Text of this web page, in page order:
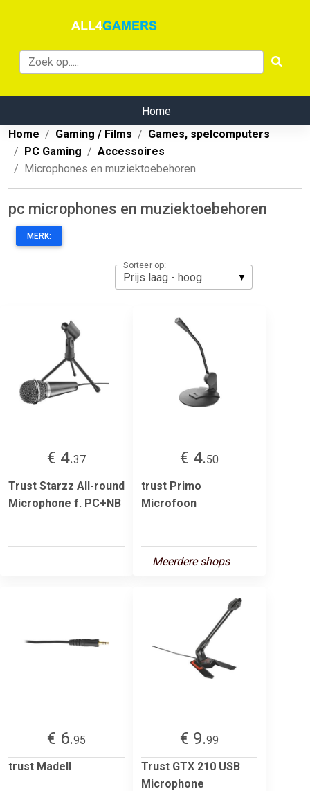
Home
Home
Gaming / Films
Games, spelcomputers
PC Gaming
Accessoires
Microphones en muziektoebehoren
pc microphones en muziektoebehoren
MERK:
Sorteer op:
€ 4.37
Trust Starzz All-round
Microphone f. PC+NB
€ 4.50
trust Primo
Microfoon
Meerdere shops
€ 6.95
trust Madell
€ 9.99
Trust GTX 210 USB
Microphone